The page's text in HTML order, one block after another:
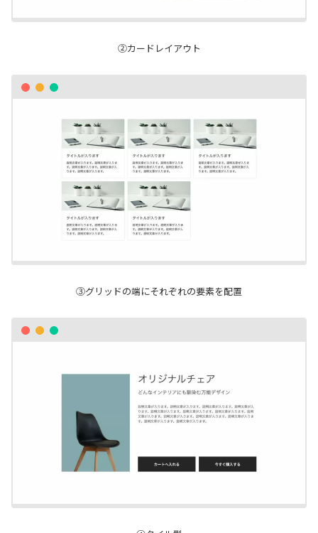
②カードレイアウト
③グリッドの端にそれぞれの要素を配置